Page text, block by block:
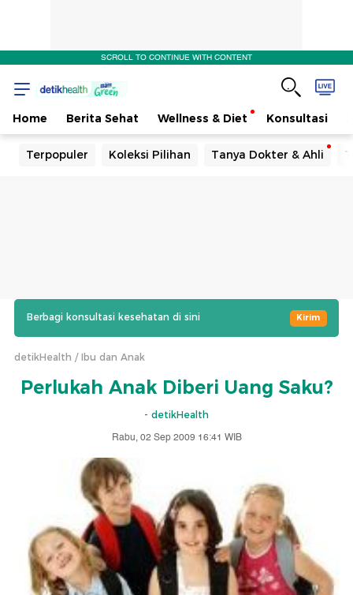
SCROLL TO CONTINUE WITH CONTENT
Home Berita Sehat Wellness & Diet Konsultasi
Terpopuler Koleksi Pilihan Tanya Dokter & Ahli
Berbagi konsultasi kesehatan di sini Kirim
detikHealth Ibu dan Anak
Perlukah Anak Diberi Uang Saku?
- detikHealth
Rabu, 02 Sep 2009 16:41 WIB